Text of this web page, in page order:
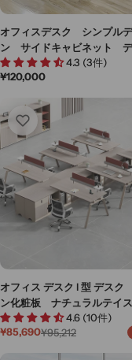
オフィスデスク シンプル
ン サイドキャビネット デ
ップパネル メラミン化粧
ヤル錠 配線ボックス 緩
BGZ-M058
4.3 (3件)
通
格
¥120,000
オフィス デスク l 型 デスク
ン化粧板 ナチュラルテイ
ダン感 スチール脚 デスク
パネル コンセント取付可
4.6 (10件)
セ
¥85,690
通
¥95,212